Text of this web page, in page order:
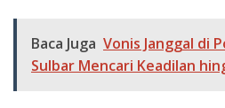
Baca Juga Vonis Janggal di
Sulbar Mencari Keadilan